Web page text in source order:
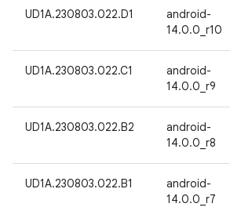
UD1A.230803.022.D1
android-
14.0.0_r10
UD1A.230803.022.C1
android-
14.0.0_r9
UD1A.230803.022.B2
android-
14.0.0_r8
UD1A.230803.022.B1
android-
14.0.0_r7